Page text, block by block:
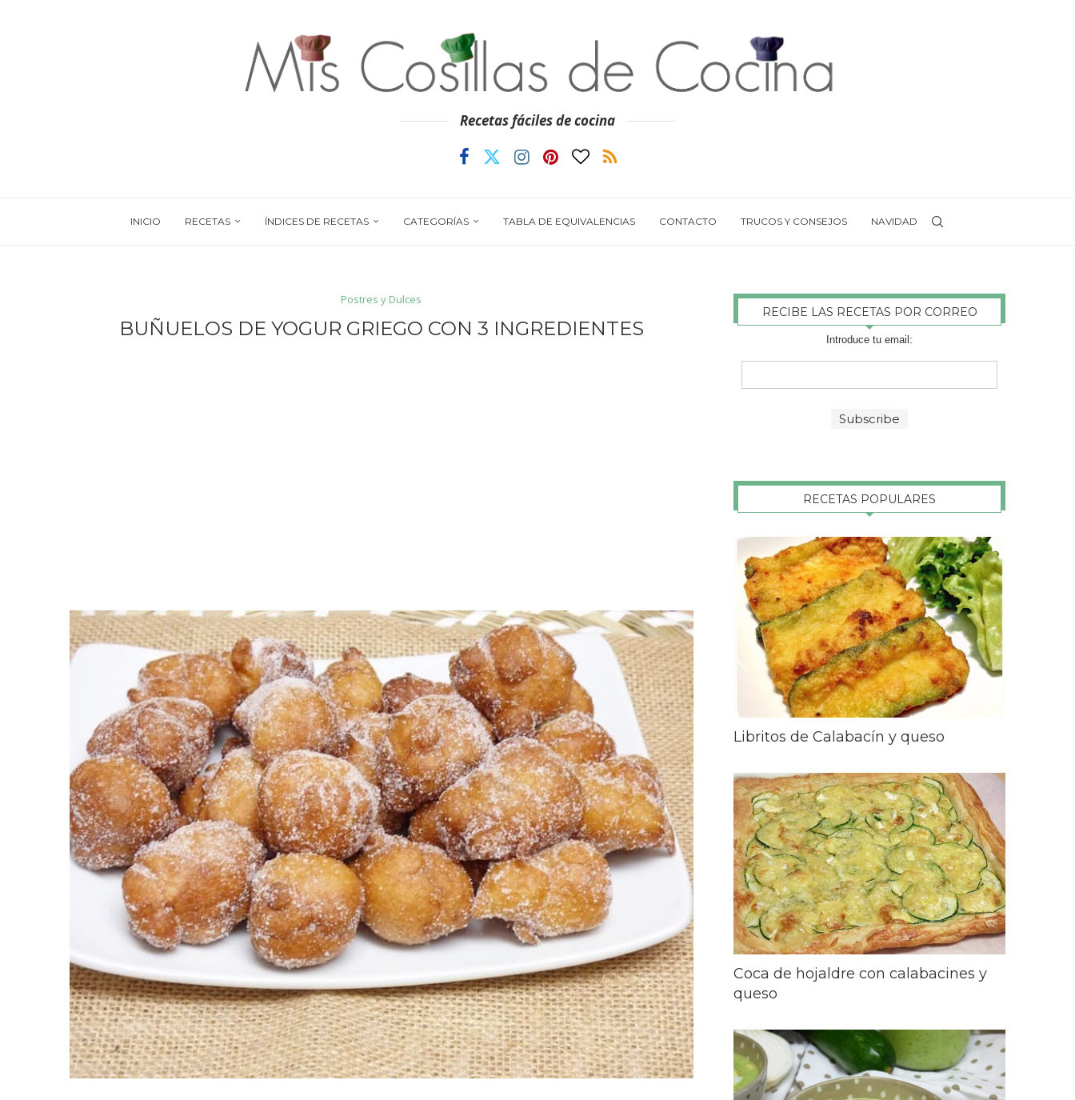
Recetas fáciles de cocina
INICIO RECETAS ÍNDICES DE RECETAS CATEGORÍAS TABLA DE EQUIVALENCIAS CONTACTO TRUCOS Y CONSEJOS NAVIDAD
Postres y Dulces
BUÑUELOS DE YOGUR GRIEGO CON 3 INGREDIENTES
RECIBE LAS RECETAS POR CORREO
Introduce tu email:
RECETAS POPULARES
Libritos de Calabacín y queso
Coca de hojaldre con calabacines y
queso